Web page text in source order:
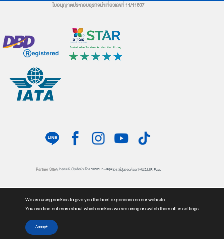
ใบอนุญาตประกอบธุรกิจนำเที่ยวเลขที่ 11/11607
Partner Siteอุปกรณ์แค้มปิ้งเสื้อผ้าเด็กThailand Privilegeทัวร์ญี่ปุ่นจองตั๋วรถไฟUSJJR Pass
นโยบายความเป็นส่วนตัว
We are using cookies to give you the best experience on our website.
You can find out more about which cookies we are using or switch them off insettings.
Accept